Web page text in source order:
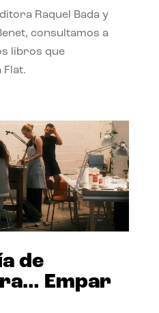
Raquel Bada y
consultamos a
libros que
de
Empar